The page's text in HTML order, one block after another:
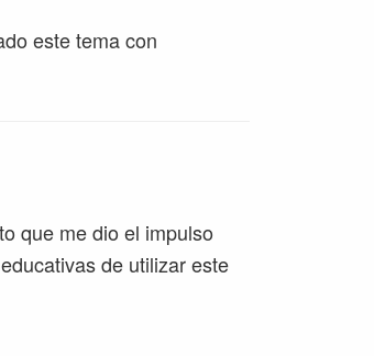
este tema con
que me dio el impulso
de utilizar este